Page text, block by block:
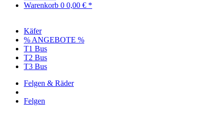
Warenkorb 0 0,00 € *
Käfer
% ANGEBOTE %
T1 Bus
T2 Bus
T3 Bus
Felgen & Räder
Felgen